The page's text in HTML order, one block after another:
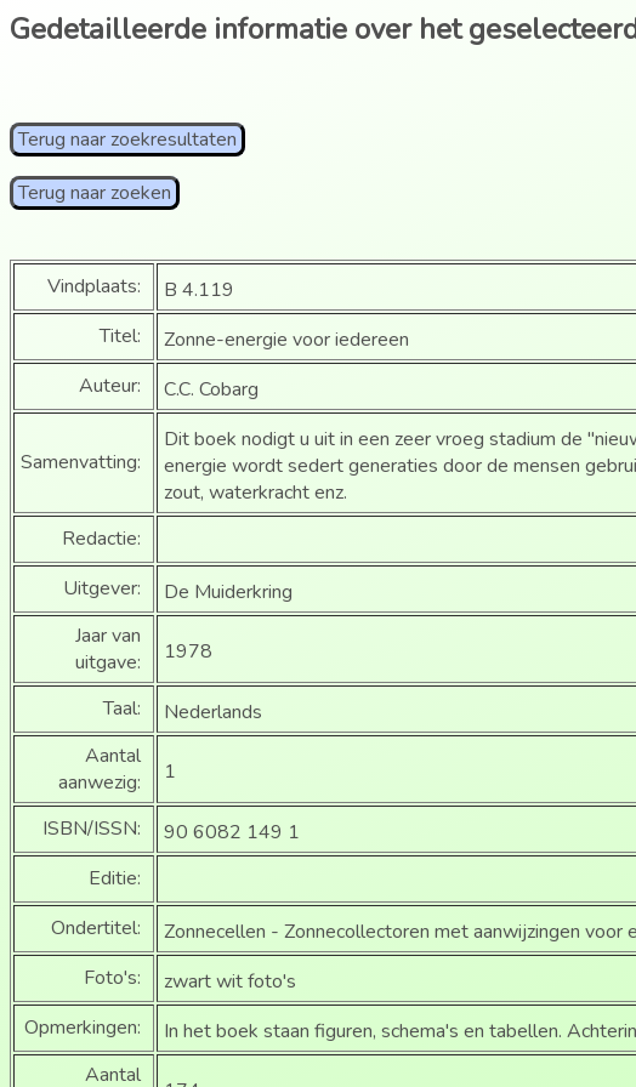
Gedetailleerde informatie over het
Terug naar zoekresultaten
Terug naar zoeken
Vindplaats:
B 4.119
Titel:
Zonne-energie voor iedereen
Auteur:
C.C. Cobarg
Samenvatting:
Dit boek nodigt u uit in een zeer vroeg stadium de
energie wordt sedert generaties door de mensen
zout, waterkracht enz.
Redactie:
Uitgever:
De Muiderkring
Jaar van
uitgave:
1978
Taal:
Nederlands
Aantal
aanwezig:
1
ISBN/ISSN:
90 6082 149 1
Editie:
Ondertitel:
Zonnecellen - Zonnecollectoren met aanwijzingen voor
Foto's:
zwart wit foto's
Opmerkingen:
In het boek staan figuren, schema's en tabellen.
Aantal